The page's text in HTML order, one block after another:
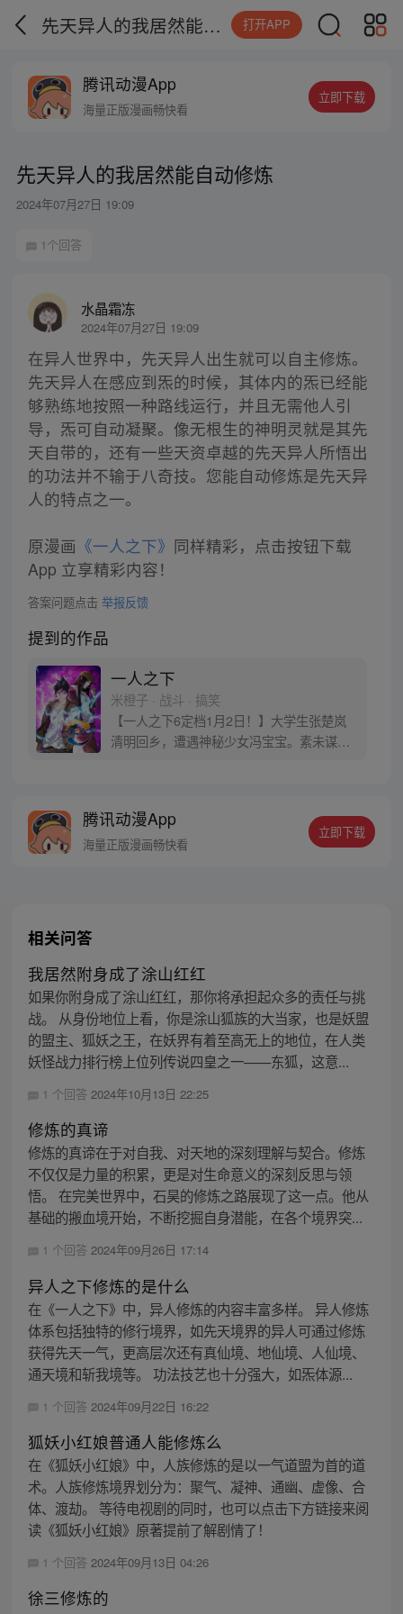
先天异人的我居然能自动修炼 打开APP
腾讯动漫App
海量正版漫画畅快看
立即下载
先天异人的我居然能自动修炼
2024年07月27日 19:09
1个回答
水晶霜冻
2024年07月27日 19:09
在异人世界中，先天异人出生就可以自主修炼。
先天异人在感应到炁的时候，其体内的炁已经能
够熟练地按照一种路线运行，并且无需他人引
导，炁可自动凝聚。像无根生的神明灵就是其先
天自带的，还有一些天资卓越的先天异人所悟出
的功法并不输于八奇技。您能自动修炼是先天异
人的特点之一。
原漫画 《一人之下》 同样精彩，点击按钮下载
App 立享精彩内容！
答案问题点击 举报反馈
提到的作品
一人之下
米橙子 · 战斗 · 搞笑
【一人之下6定档1月2日！】大学生张楚岚
清明回乡，遭遇神秘少女冯宝宝。素未谋面
密，张楚岚的生活被彻底颠覆，与冯宝宝一
同踏上“异人”之旅。
腾讯动漫App
海量正版漫画畅快看
立即下载
相关问答
我居然附身成了涂山红红
如果你附身成了涂山红红，那你将承担起众多的责任与挑
战。 从身份地位上看，你是涂山狐族的大当家，也是妖盟
的盟主、狐妖之王，在妖界有着至高无上的地位，在人类
妖怪战力排行榜上位列传说四皇之一——东狐，这意...
1 个回答 2024年10月13日 22:25
修炼的真谛
修炼的真谛在于对自我、对天地的深刻理解与契合。修炼
不仅仅是力量的积累，更是对生命意义的深刻反思与领
悟。 在完美世界中，石昊的修炼之路展现了这一点。他从
基础的搬血境开始，不断挖掘自身潜能，在各个境界突...
1 个回答 2024年09月26日 17:14
异人之下修炼的是什么
在《一人之下》中，异人修炼的内容丰富多样。 异人修炼
体系包括独特的修行境界，如先天境界的异人可通过修炼
获得先天一气，更高层次还有真仙境、地仙境、人仙境、
通天境和斩我境等。 功法技艺也十分强大，如炁体源...
1 个回答 2024年09月22日 16:22
狐妖小红娘普通人能修炼么
在《狐妖小红娘》中，人族修炼的是以一气道盟为首的道
术。人族修炼境界划分为：聚气、凝神、通幽、虚像、合
体、渡劫。 等待电视剧的同时，也可以点击下方链接来阅
读《狐妖小红娘》原著提前了解剧情了！
1 个回答 2024年09月13日 04:26
徐三修炼的